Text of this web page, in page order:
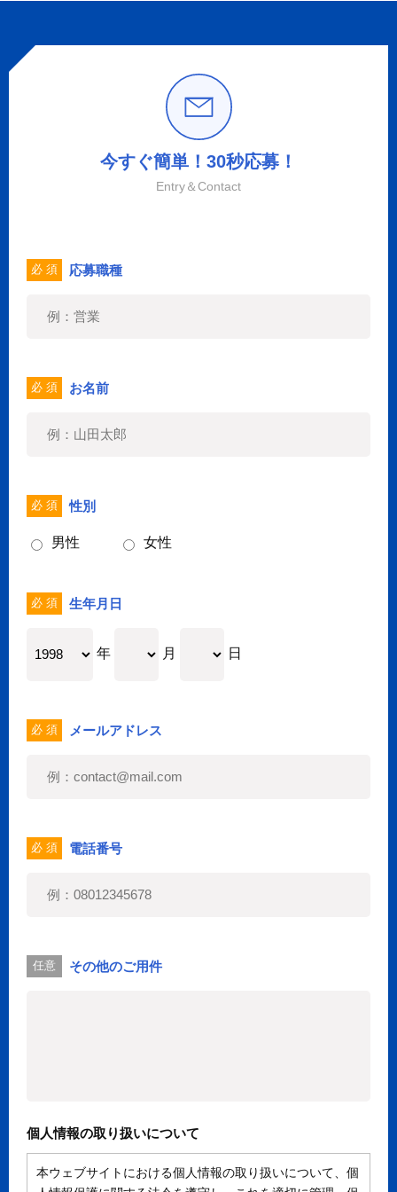
今すぐ簡単！30秒応募！
Entry＆Contact
必 須 応募職種
必 須 お名前
必 須 性別
男性 女性
必 須 生年月日
年 月 日
必 須 メールアドレス
必 須 電話番号
任意 その他のご用件
個人情報の取り扱いについて
本ウェブサイトにおける個人情報の取り扱いについて、個